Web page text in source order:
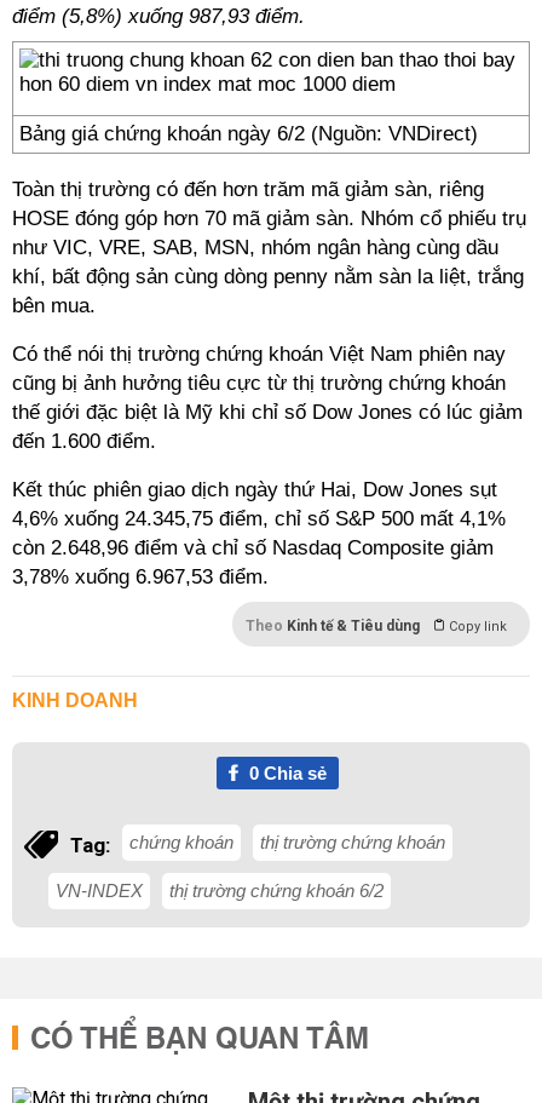
điểm (5,8%) xuống 987,93 điểm.
Bảng giá chứng khoán ngày 6/2 (Nguồn: VNDirect)
Toàn thị trường có đến hơn trăm mã giảm sàn, riêng
HOSE đóng góp hơn 70 mã giảm sàn. Nhóm cổ phiếu trụ
như VIC, VRE, SAB, MSN, nhóm ngân hàng cùng dầu
khí, bất động sản cùng dòng penny nằm sàn la liệt, trắng
bên mua.
Có thể nói thị trường chứng khoán Việt Nam phiên nay
cũng bị ảnh hưởng tiêu cực từ thị trường chứng khoán
thế giới đặc biệt là Mỹ khi chỉ số Dow Jones có lúc giảm
đến 1.600 điểm.
Kết thúc phiên giao dịch ngày thứ Hai, Dow Jones sụt
4,6% xuống 24.345,75 điểm, chỉ số S&P 500 mất 4,1%
còn 2.648,96 điểm và chỉ số Nasdaq Composite giảm
3,78% xuống 6.967,53 điểm.
Theo Kinh tế & Tiêu dùng Copy link
KINH DOANH
0Chia sẻ
Tag: chứng khoán thị trường chứng khoán
VN-INDEX thị trường chứng khoán 6/2
CÓ THỂ BẠN QUAN TÂM